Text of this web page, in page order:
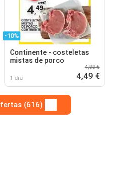
-10%
Continente - costeletas
mistas de porco
1 dia
4,99 €
4,49 €
(616)